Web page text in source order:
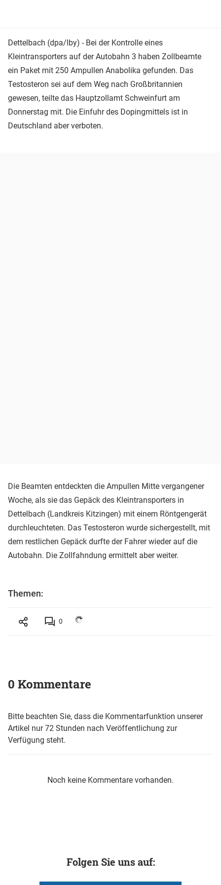
Dettelbach (dpa/lby) - Bei der Kontrolle eines
Kleintransporters auf der Autobahn 3 haben Zollbeamte
ein Paket mit 250 Ampullen Anabolika gefunden. Das
Testosteron sei auf dem Weg nach Großbritannien
gewesen, teilte das Hauptzollamt Schweinfurt am
Donnerstag mit. Die Einfuhr des Dopingmittels ist in
Deutschland aber verboten.
Die Beamten entdeckten die Ampullen Mitte vergangener
Woche, als sie das Gepäck des Kleintransporters in
Dettelbach (Landkreis Kitzingen) mit einem Röntgengerät
durchleuchteten. Das Testosteron wurde sichergestellt, mit
dem restlichen Gepäck durfte der Fahrer wieder auf die
Autobahn. Die Zollfahndung ermittelt aber weiter.
Themen:
0
0 Kommentare
Bitte beachten Sie, dass die Kommentarfunktion unserer
Artikel nur 72 Stunden nach Veröffentlichung zur
Verfügung steht.
Noch keine Kommentare vorhanden.
Folgen Sie uns auf: